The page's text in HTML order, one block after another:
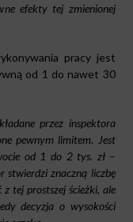
efekty tej zmienionej
pracy jest
od 1 do nawet 30
przez inspektora
pewnym limitem. Jest
od 1 do 2 tys. zł –
stwierdzi znaczną liczbę
tej prostszej ścieżki, ale
decyzja o wysokości